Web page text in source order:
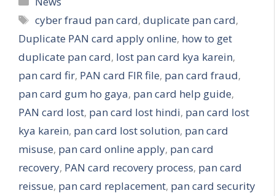
Tags
cyber fraud pan card,duplicate pan card,
Duplicate PAN card apply online, how to get
duplicate pan card, lost pan card kya karein,
pan card fir, PAN card FIR file, pan card fraud,
pan card gum ho gaya, pan card help guide,
PAN card lost, pan card lost hindi, pan card lost
kya karein, pan card lost solution, pan card
misuse, pan card online apply, pan card
recovery, PAN card recovery process, pan card
reissue, pan card replacement, pan card security